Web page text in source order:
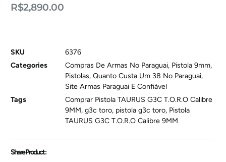
R$2,890.00
SKU
6376
Categories
Compras De Armas No Paraguai, Pistola 9mm,
Pistolas,Quanto Custa Um 38 No Paraguai,
Site Armas Paraguai E Confiável
Tags
Comprar Pistola TAURUS G3C T.O.R.O Calibre
9MM,g3c toro, pistola g3c toro, Pistola
TAURUS G3C T.O.R.O Calibre 9MM
Share Product :